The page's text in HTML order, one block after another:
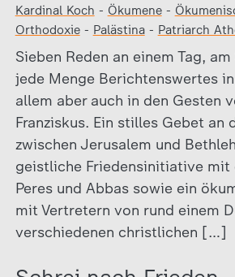
Kardinal Koch - Ökumene-
Orthodoxie- Palästina- Patriarch
Sieben Reden an einem Tag,
jede Menge Berichtenswertes
allem aber auch in den Gesten
Franziskus. Ein stilles Gebet an
zwischen Jerusalem und
geistliche Friedensinitiative mit
Peres und Abbas sowie ein
mit Vertretern von rund einem
verschiedenen christlichen […]